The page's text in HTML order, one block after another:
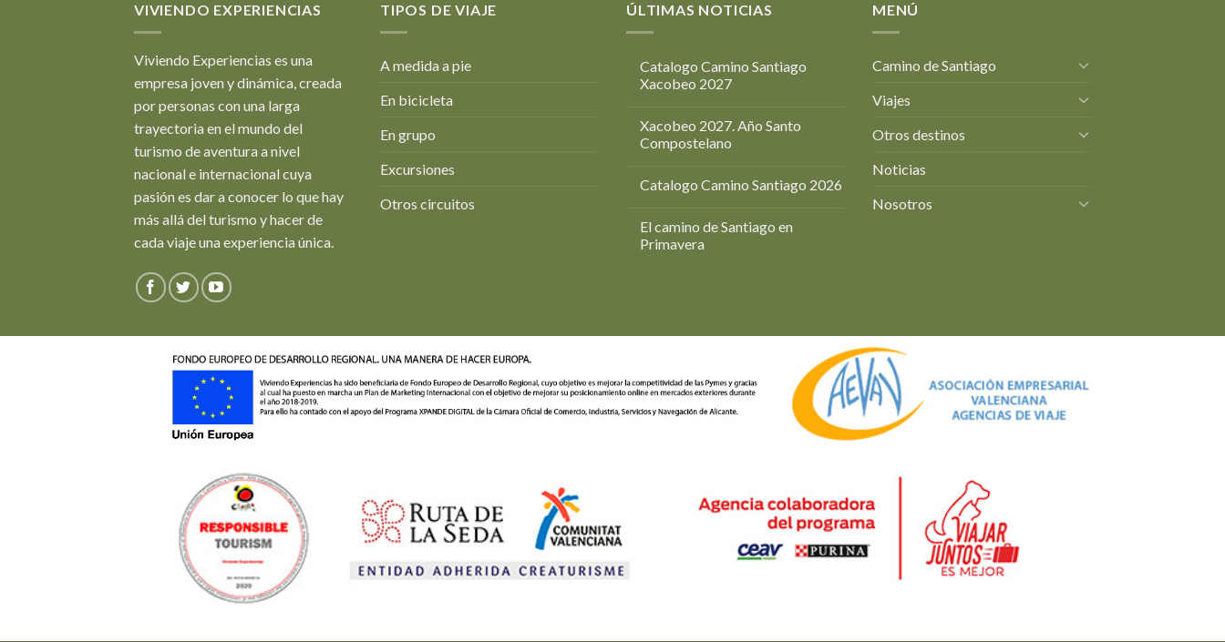
VIVIENDO EXPERIENCIAS
Viviendo Experiencias es una
empresa joven y dinámica, creada
por personas con una larga
trayectoria en el mundo del
turismo de aventura a nivel
nacional e internacional cuya
pasión es dar a conocer lo que hay
más allá del turismo y hacer de
cada viaje una experiencia única.
TIPOS DE VIAJE
A medida a pie
En bicicleta
En grupo
Excursiones
Otros circuitos
ÚLTIMAS NOTICIAS
Catalogo Camino Santiago
Xacobeo 2027
Xacobeo 2027. Año Santo
Compostelano
Catalogo Camino Santiago 2026
El camino de Santiago en
Primavera
MENÚ
Camino de Santiago
Viajes
Otros destinos
Noticias
Nosotros